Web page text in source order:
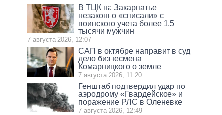
В ТЦК на Закарпатье
незаконно «списали» с
воинского учета более 1,5
тысячи мужчин
7 августа 2026, 12:07
САП в октябре направит в суд
дело бизнесмена
Комарницкого о земле
7 августа 2026, 11:20
Генштаб подтвердил удар по
аэродрому «Гвардейское» и
поражение РЛС в Оленевке
7 августа 2026, 12:49